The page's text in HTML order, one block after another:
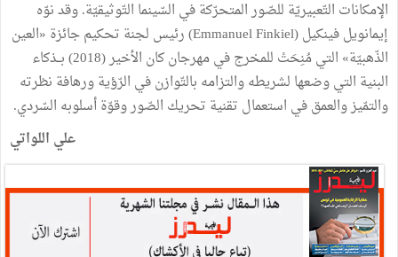
الإمكانات التّعبيريّة للصّور المتحرّكة في السّينما التّوثيقيّة. وقد نوّه
إيمانويل فينكيل (Emmanuel Finkiel) رئيس لجنة تحكيم جائزة «العين
الذّهبيّة» التي مُنِحَتْ للمخرج في مهرجان كان الأخير (2018) بــذكاء
البنية التي وضعها لشريطه والتزامه بالتّوازن في الرّؤية ورهافة نظرته
والتمّيز والعمق في استعمال تقنية تحريك الصّور وقوّة أسلوبه السّردي.
علي اللواتي